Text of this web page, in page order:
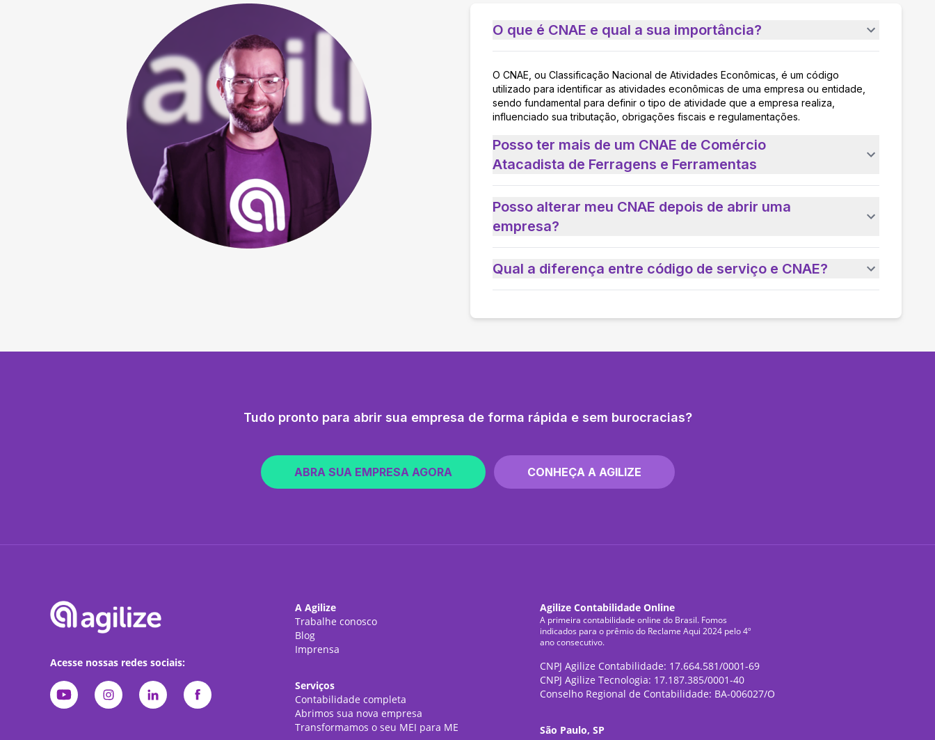
O que é CNAE e qual a sua importância?
O CNAE, ou Classificação Nacional de Atividades Econômicas, é um código
utilizado para identificar as atividades econômicas de uma empresa ou entidade,
sendo fundamental para definir o tipo de atividade que a empresa realiza,
influenciado sua tributação, obrigações fiscais e regulamentações.
Posso ter mais de um CNAE de Comércio
Atacadista de Ferragens e Ferramentas
Posso alterar meu CNAE depois de abrir uma
empresa?
Qual a diferença entre código de serviço e CNAE?
Tudo pronto para abrir sua empresa de forma rápida e sem burocracias?
ABRA SUA EMPRESA AGORA CONHEÇA A AGILIZE
Acesse nossas redes sociais:
A Agilize
Trabalhe conosco
Blog
Imprensa
Serviços
Contabilidade completa
Abrimos sua nova empresa
Transformamos o seu MEI para ME
Agilize Contabilidade Online
A primeira contabilidade online do Brasil. Fomos
indicados para o prêmio do Reclame Aqui 2024 pelo 4º
ano consecutivo.
CNPJ Agilize Contabilidade: 17.664.581/0001-69
CNPJ Agilize Tecnologia: 17.187.385/0001-40
Conselho Regional de Contabilidade: BA-006027/O
São Paulo, SP